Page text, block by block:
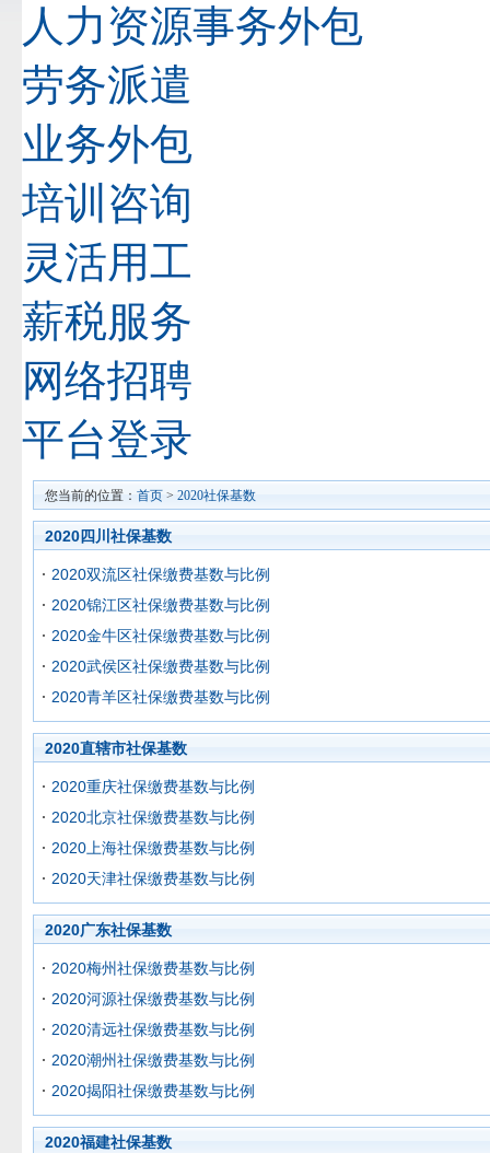
人力资源事务外包
劳务派遣
业务外包
培训咨询
灵活用工
薪税服务
网络招聘
平台登录
您当前的位置： 首页 > 2020社保基数
2020四川社保基数
2020双流区社保缴费基数与比例
2020锦江区社保缴费基数与比例
2020金牛区社保缴费基数与比例
2020武侯区社保缴费基数与比例
2020青羊区社保缴费基数与比例
2020直辖市社保基数
2020重庆社保缴费基数与比例
2020北京社保缴费基数与比例
2020上海社保缴费基数与比例
2020天津社保缴费基数与比例
2020广东社保基数
2020梅州社保缴费基数与比例
2020河源社保缴费基数与比例
2020清远社保缴费基数与比例
2020潮州社保缴费基数与比例
2020揭阳社保缴费基数与比例
2020福建社保基数